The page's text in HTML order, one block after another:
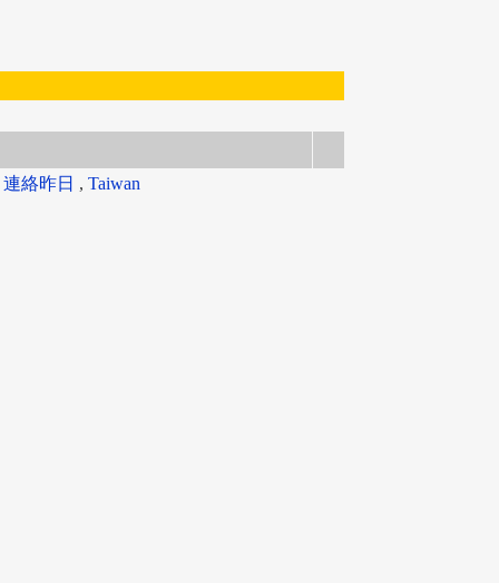
連絡昨日 , Taiwan